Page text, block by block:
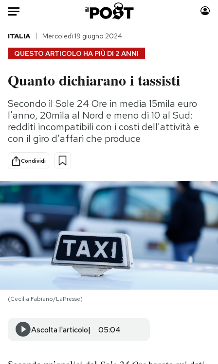
Auto
HOME
Italia
Politica
Tecnologia
Internet
Scienza
Cultura
Economia
Moda
Consumismi
Storie/Idee
Ok Boomer!
Altrecose
Mondiali calcio 2026
PODCAST
NEWSLETTER
I MIEI PREFERITI
SHOP
QUESTO ARTICOLO HA PIÙ DI 2 ANNI
ITALIA Mercoledì 19 giugno 2024
Quanto dichiarano i tassisti
Secondo il Sole 24 Ore in media 15mila euro
l'anno, 20mila al Nord e meno di 10 al Sud:
redditi incompatibili con i costi dell'attività e
con il giro d'affari che produce
Condividi
(Cecilia Fabiano/LaPresse)
Ascolta l'articolo 05:04